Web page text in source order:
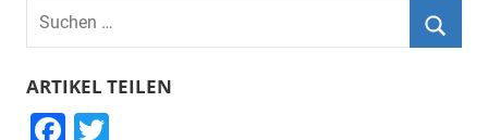
Suchen
nach:
ARTIKEL TEILEN
F